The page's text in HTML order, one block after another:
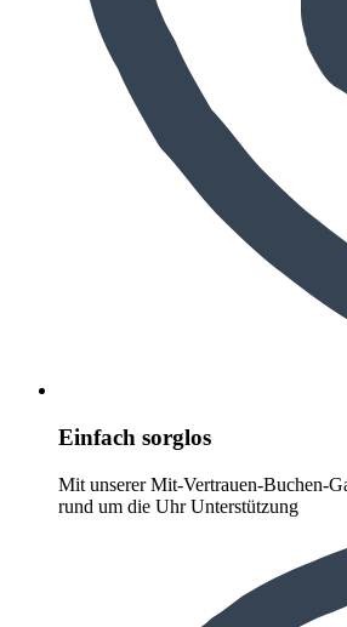
Einfach sorglos
Mit unserer Mit-Vertrauen-Buchen-
rund um die Uhr Unterstützung